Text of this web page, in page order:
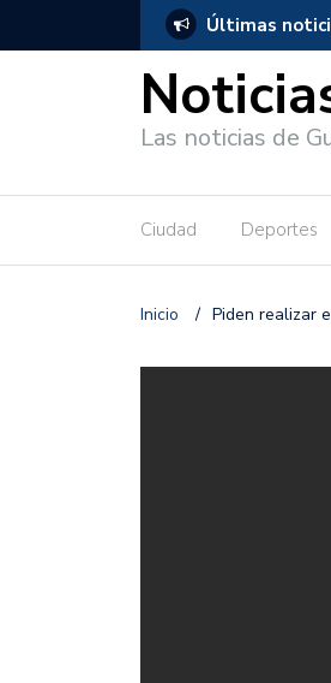
Últimas
salió de los separos sin lesiones graves
Las noticias de
Ciudad Deportes
Inicio / Piden realizar